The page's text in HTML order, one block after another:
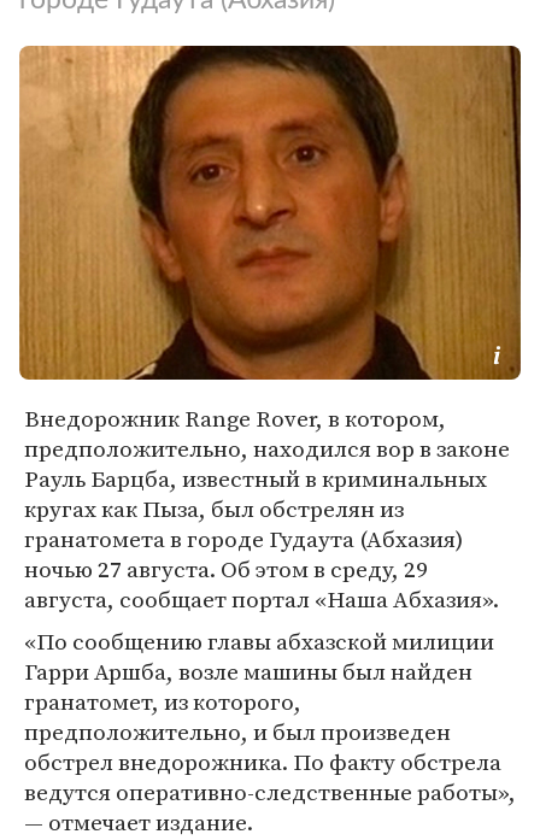
Внедорожник Range Rover, в котором,
предположительно, находился вор в законе
Рауль Барцба, известный в криминальных
кругах как Пыза, был обстрелян из
гранатомета в городе Гудаута (Абхазия)
ночью 27 августа. Об этом в среду, 29
августа, сообщает портал «Наша Абхазия».
«По сообщению главы абхазской милиции
Гарри Аршба, возле машины был найден
гранатомет, из которого,
предположительно, и был произведен
обстрел внедорожника. По факту обстрела
ведутся оперативно-следственные работы»,
— отмечает издание.